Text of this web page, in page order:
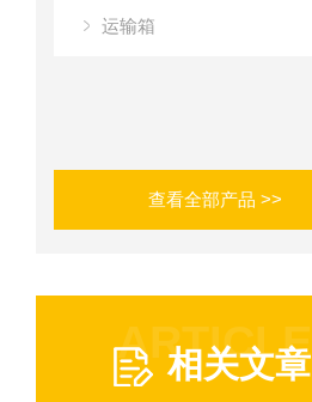
运输箱
查看全部产品 >>
ARTICLE
相关文章